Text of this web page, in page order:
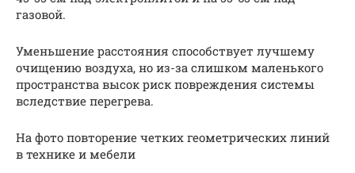
газовой.
Уменьшение расстояния способствует лучшему
очищению воздуха, но из-за слишком маленького
пространства высок риск повреждения системы
вследствие перегрева.
На фото повторение четких геометрических линий
в технике и мебели